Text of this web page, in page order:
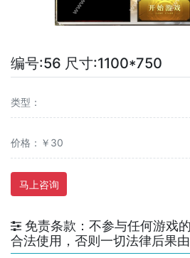
编号:56 尺寸:1100*750
类型：
价格：￥30
马上咨询
免责条款：不参与任何游戏
合法使用，否则一切法律后果